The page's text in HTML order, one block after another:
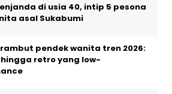
di usia 40, intip 5 pesona
asal Sukabumi
pendek wanita tren 2026:
hingga retro yang low-